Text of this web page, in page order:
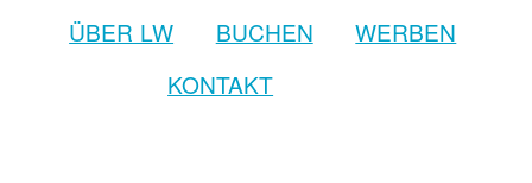
ÜBER LW BUCHEN
WERBEN
KONTAKT